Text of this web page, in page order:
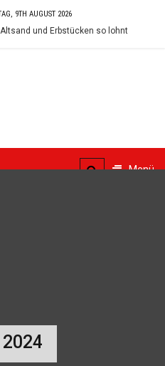
9TH AUGUST 2026
so lohnt Foren zu
Menü